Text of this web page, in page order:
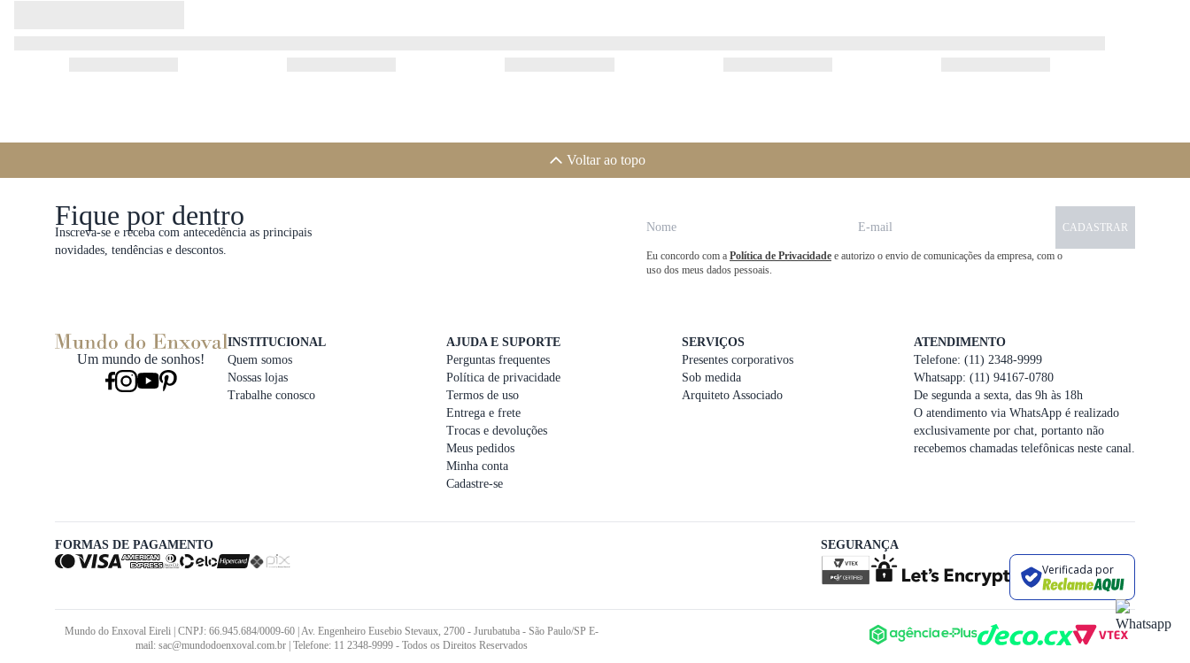
Voltar ao topo
Fique por dentro
Inscreva-se e receba com antecedência as principais
novidades, tendências e descontos.
CADASTRAR
Eu concordo com a Política de Privacidade e autorizo o envio de comunicações da empresa, com o
uso dos meus dados pessoais.
Um mundo de sonhos!
INSTITUCIONAL
Quem somos
Nossas lojas
Trabalhe conosco
AJUDA E SUPORTE
Perguntas frequentes
Política de privacidade
Termos de uso
Entrega e frete
Trocas e devoluções
Meus pedidos
Minha conta
Cadastre-se
SERVIÇOS
Presentes corporativos
Sob medida
Arquiteto Associado
ATENDIMENTO
Telefone: (11) 2348-9999
Whatsapp: (11) 94167-0780
De segunda a sexta, das 9h às 18h
O atendimento via WhatsApp é realizado
exclusivamente por chat, portanto não
recebemos chamadas telefônicas neste canal.
FORMAS DE PAGAMENTO SEGURANÇA
Verificada por
Mundo do Enxoval Eireli | CNPJ: 66.945.684/0009-60 | Av. Engenheiro Eusebio Stevaux, 2700 - Jurubatuba - São Paulo/SP E-
mail: sac@mundodoenxoval.com.br | Telefone: 11 2348-9999 - Todos os Direitos Reservados